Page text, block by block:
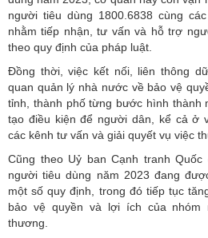
người tiêu dùng 1800.6838 cùng
nhằm tiếp nhận, tư vấn và hỗ trợ
theo quy định của pháp luật.
Đồng thời, việc kết nối, liên thông
quan quản lý nhà nước về bảo vệ
tỉnh, thành phố từng bước hình thành
tạo điều kiện để người dân, kể cả ở
các kênh tư vấn và giải quyết vụ việc
Cũng theo Uỷ ban Cạnh tranh
người tiêu dùng năm 2023 đang
một số quy định, trong đó tiếp tục
bảo vệ quyền và lợi ích của
thương.